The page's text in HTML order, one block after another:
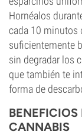
Hornéalos
cada 10 minutos
suficientemente
sin degradar los
que también te
forma de
CANNABIS